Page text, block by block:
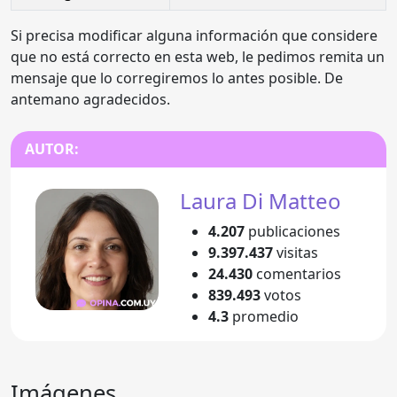
Si precisa modificar alguna información que considere
que no está correcto en esta web, le pedimos remita un
mensaje que lo corregiremos lo antes posible. De
antemano agradecidos.
AUTOR:
Laura Di Matteo
4.207 publicaciones
9.397.437visitas
24.430 comentarios
839.493votos
4.3 promedio